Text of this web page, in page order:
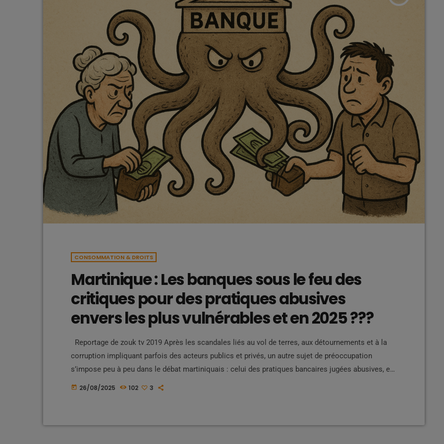
CONSOMMATION & DROITS
Martinique : Les banques sous le feu des
critiques pour des pratiques abusives
envers les plus vulnérables et en 2025 ???
Reportage de zouk tv 2019 Après les scandales liés au vol de terres, aux détournements et à la
corruption impliquant parfois des acteurs publics et privés, un autre sujet de préoccupation
s’impose peu à peu dans le débat martiniquais : celui des pratiques bancaires jugées abusives, en
particulier vis-à-vis des personnes vulnérables telles que les retraités et les personnes âgées. Des
today 26/08/2025 102 3